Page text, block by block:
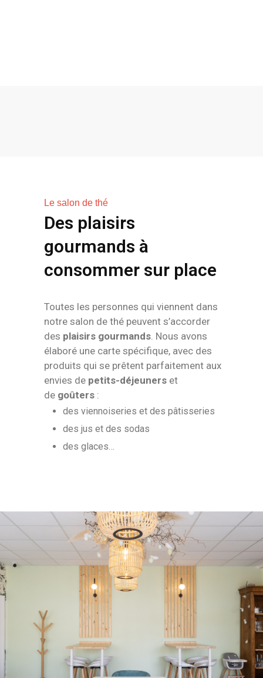
Le salon de thé
Des plaisirs
gourmands à
consommer sur place
Toutes les personnes qui viennent dans
notre salon de thé peuvent s’accorder
des plaisirs gourmands . Nous avons
élaboré une carte spécifique, avec des
produits qui se prêtent parfaitement aux
envies de petits-déjeuners et
de goûters :
des viennoiseries et des pâtisseries
des jus et des sodas
des glaces…